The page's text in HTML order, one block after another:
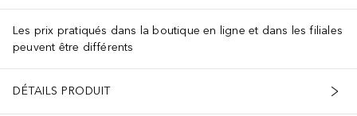
Les prix pratiqués dans la boutique en ligne et dans les filiales
peuvent être différents
DÉTAILS PRODUIT